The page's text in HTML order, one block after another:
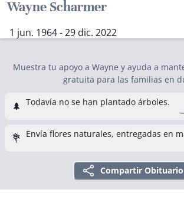
Wayne Scharmer
1 jun. 1964 - 29 dic. 2022
Muestra tu apoyo a Wayne y ayuda a
gratuita para las familias en
🌲 Todavía no se han plantado árboles.
💐 Envía flores naturales, entregadas en
Compartir Obituario